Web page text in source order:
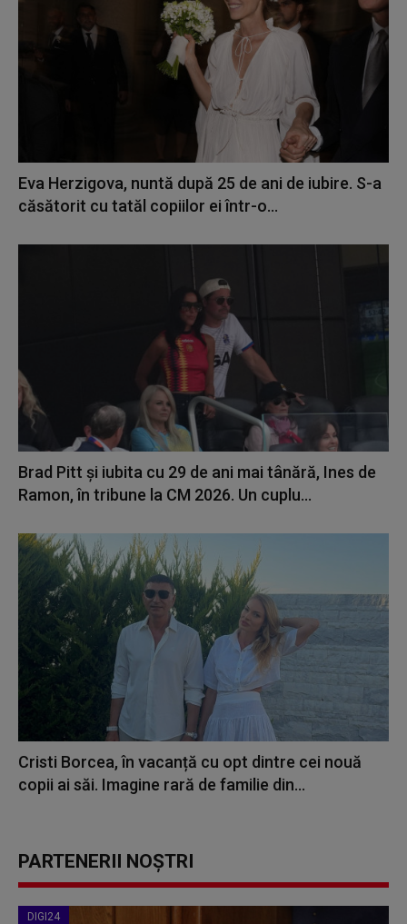
Eva Herzigova, nuntă după 25 de ani de iubire. S-a
căsătorit cu tatăl copiilor ei într-o...
Brad Pitt și iubita cu 29 de ani mai tânără, Ines de
Ramon, în tribune la CM 2026. Un cuplu...
Cristi Borcea, în vacanță cu opt dintre cei nouă
copii ai săi. Imagine rară de familie din...
PARTENERII NOȘTRI
DIGI24